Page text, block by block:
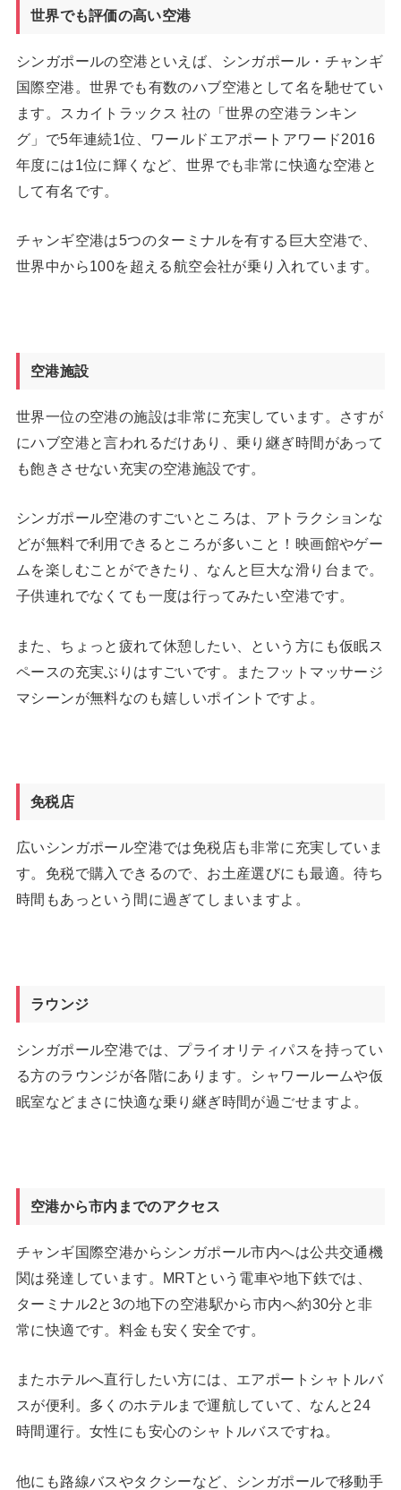
世界でも評価の高い空港
シンガポールの空港といえば、シンガポール・チャンギ
国際空港。世界でも有数のハブ空港として名を馳せてい
ます。スカイトラックス 社の「世界の空港ランキン
グ」で5年連続1位、ワールドエアポートアワード2016
年度には1位に輝くなど、世界でも非常に快適な空港と
して有名です。
チャンギ空港は5つのターミナルを有する巨大空港で、
世界中から100を超える航空会社が乗り入れています。
空港施設
世界一位の空港の施設は非常に充実しています。さすが
にハブ空港と言われるだけあり、乗り継ぎ時間があって
も飽きさせない充実の空港施設です。
シンガポール空港のすごいところは、アトラクションな
どが無料で利用できるところが多いこと！映画館やゲー
ムを楽しむことができたり、なんと巨大な滑り台まで。
子供連れでなくても一度は行ってみたい空港です。
また、ちょっと疲れて休憩したい、という方にも仮眠ス
ペースの充実ぶりはすごいです。またフットマッサージ
マシーンが無料なのも嬉しいポイントですよ。
免税店
広いシンガポール空港では免税店も非常に充実していま
す。免税で購入できるので、お土産選びにも最適。待ち
時間もあっという間に過ぎてしまいますよ。
ラウンジ
シンガポール空港では、プライオリティパスを持ってい
る方のラウンジが各階にあります。シャワールームや仮
眠室などまさに快適な乗り継ぎ時間が過ごせますよ。
空港から市内までのアクセス
チャンギ国際空港からシンガポール市内へは公共交通機
関は発達しています。MRTという電車や地下鉄では、
ターミナル2と3の地下の空港駅から市内へ約30分と非
常に快適です。料金も安く安全です。
またホテルへ直行したい方には、エアポートシャトルバ
スが便利。多くのホテルまで運航していて、なんと24
時間運行。女性にも安心のシャトルバスですね。
他にも路線バスやタクシーなど、シンガポールで移動手